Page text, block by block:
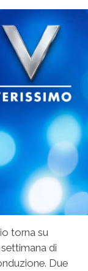
torna su
settimana di
Due